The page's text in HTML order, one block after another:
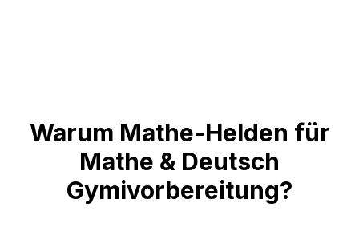
Warum Mathe-Helden für
Mathe & Deutsch
Gymivorbereitung?